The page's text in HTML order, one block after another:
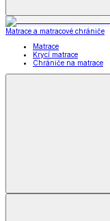
Matrace a matracové chrániče
Matrace
Krycí matrace
Chrániče na matrace